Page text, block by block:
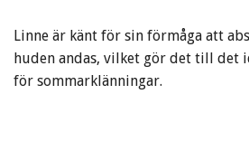
Linne är känt för sin förmåga att
huden andas, vilket gör det till det
för sommarklänningar.